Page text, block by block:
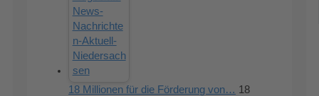
18 Millionen für die Förderung von… 18